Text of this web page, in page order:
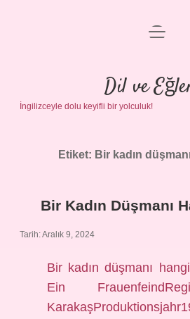
Anasayfa
Gizlilik
Yasal Uyarı
menüyü
Dil ve
İngilizceyle dolu keyifli bir yolculuk!
Etiket: Bir kadın
Bir Kadın Düşmanı
Tarih: Aralık 9, 2024
Bir kadın düşmanı
Ein